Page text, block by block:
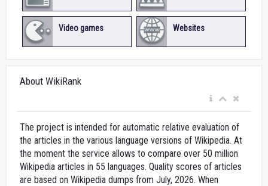
Video games Websites
About WikiRank
The project is intended for automatic relative evaluation of
the articles in the various language versions of Wikipedia. At
the moment the service allows to compare over 50 million
Wikipedia articles in 55 languages. Quality scores of articles
are based on Wikipedia dumps from July, 2026. When